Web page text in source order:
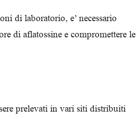
di laboratorio, e’ necessario
di aflatossine e compromettere le
prelevati in vari siti distribuiti